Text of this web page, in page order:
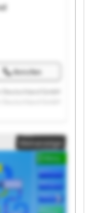
Anrufen
GmbH
Deutschland GmbH
Deutschland GmbH
Deutschland GmbH
Deutschland GmbH
Deutschland GmbH
Deutschland GmbH
Kleinanzeige